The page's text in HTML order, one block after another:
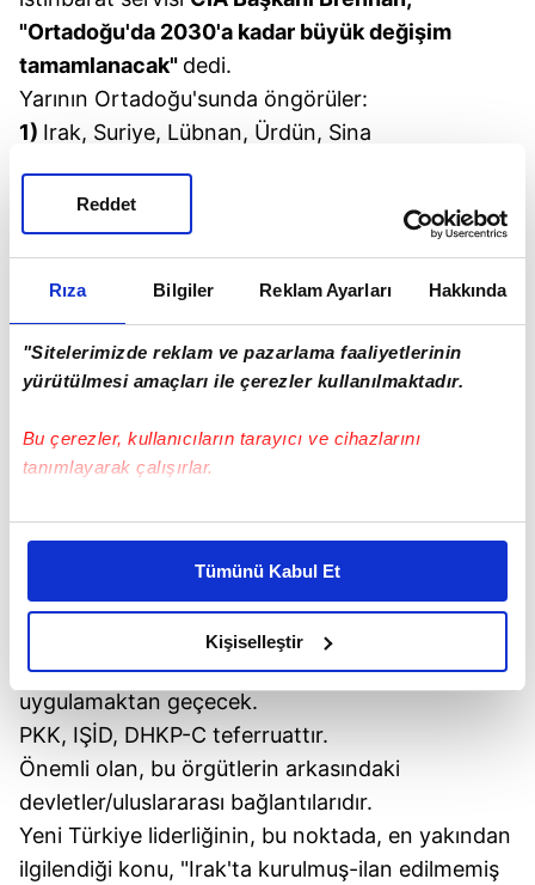
Rıza Bilgiler Reklam Ayarları Hakkında
"Sitelerimizde reklam ve pazarlama faaliyetlerinin
yürütülmesi amaçları ile çerezler kullanılmaktadır.
Bu çerezler, kullanıcıların tarayıcı ve cihazlarını
tanımlayarak çalışırlar.
Bu çerezlere izin vermeniz halinde sizlere özel
daha iyi reklam deneyimi yaşatabiliriz. Bunu yaparken
amacımızın size daha iyi bir reklam deneyimi sunmak
olduğunu ve sizlere en iyi içerikleri sunabilmek adına
elimizden gelen çabayı gösterdiğimizi ve bu noktada,
reklamların maliyetlerimizi karşılamak noktasında tek gelir
kalemimiz olduğunu sizlere hatırlatmak isteriz.
Her halükârda, kullanıcılar, bu çerezlere izin vermedikleri
takdirde, kullanıcılara hedefli reklamlar
gösterilmeyecektir."
Tümünü Kabul Et
Kişiselleştir
Reddet
"Ortadoğu'da 2030'a kadar büyük değişim
tamamlanacak" dedi.
Yarının Ortadoğu'sunda öngörüler:
1) Irak, Suriye, Lübnan, Ürdün, Sina
etnik ve mezhepsel orijinli devletçikler olacak.
2)2O'nci yüzyılda İngiltere-Amerika,
Ortadoğu'ya İSRAİL'i bir hançer gibi sokmuştu.
Bugün, Rusya, Suriye'de kendi İSRAİL'ini kuruyor.
(Lazkiye merkezli Esad'ın devletçiği)
3)Filistin devleti kurulacak.
21'inci yüzyılın Sykes-Picot'u hazırlanırken, yeni
Ortadoğu gelişmelerini dikkatle takip eden, iyi
Genelkurmay Başkanı Org. Hulusi Akar, hayati
hazırlıklar yapıyor.Bilgiler, öngörüler ışığında,
strateji ve planlama yapılıyor. Yol haritası çiziliyor.
Oyun planı kurgulanıyor. Başarı da bu stratejiyi
uygulamaktan geçecek.
PKK, IŞİD, DHKP-C teferruattır.
Önemli olan, bu örgütlerin arkasındaki
devletler/uluslararası bağlantılarıdır.
Yeni Türkiye liderliğinin, bu noktada, en yakından
ilgilendiği konu, "Irak'ta kurulmuş-ilan edilmemiş